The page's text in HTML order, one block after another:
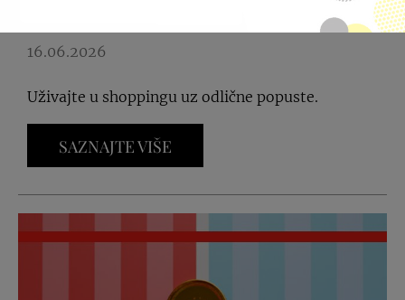
16.06.2026
Uživajte u shoppingu uz odlične popuste.
SAZNAJTE VIŠE